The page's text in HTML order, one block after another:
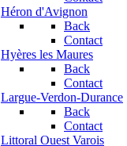
Héron d'Avignon
Back
Contact
Hyères les Maures
Back
Contact
Largue-Verdon-Durance
Back
Contact
Littoral Ouest Varois